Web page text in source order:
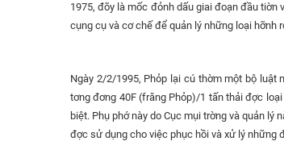
1975, đõy là mốc đỏnh dấu giai đoạn đầu
cụng cụ và cơ chế để quản lý những loại hỡnh
Ngày 2/2/1995, Phỏp lại cú thờm một bộ luật
tơng đơng 40F (frăng Phỏp)/1 tấn thải đợc
biệt. Phụ phớ này do Cục mụi trờng và quản
đợc sử dụng cho việc phục hồi và xử lý những